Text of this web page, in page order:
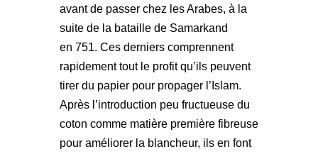
avant de passer chez les Arabes, à la
suite de la bataille de Samarkand
en 751. Ces derniers comprennent
rapidement tout le profit qu’ils peuvent
tirer du papier pour propager l’Islam.
Après l’introduction peu fructueuse du
coton comme matière première fibreuse
pour améliorer la blancheur, ils en font